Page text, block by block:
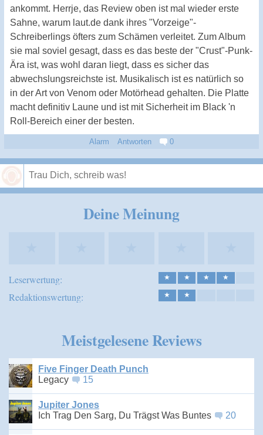
ankommt. Herrje, das Review oben ist mal wieder erste
Sahne, warum laut.de dank ihres "Vorzeige"-
Schreiberlings öfters zum Schämen verleitet. Zum Album
sie mal soviel gesagt, dass es das beste der "Crust"-Punk-
Ära ist, was wohl daran liegt, dass es sicher das
abwechslungsreichste ist. Musikalisch ist es natürlich so
in der Art von Venom oder Motörhead gehalten. Die Platte
macht definitiv Laune und ist mit Sicherheit im Black 'n
Roll-Bereich einer der besten.
Alarm Antworten 0
Deine Meinung
Leserwertung: ★ ★ ★ ★
Redaktionswertung: ★ ★
Meistgelesene Reviews
Five Finger Death Punch
Legacy
15
Jupiter Jones
Ich Trag Den Sarg, Du Trägst Was Buntes
20